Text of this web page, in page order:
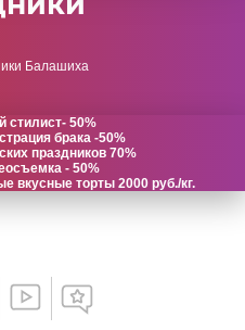
Балашиха
стилист- 50%
брака -50%
праздников 70%
- 50%
вкусные торты 2000 руб./кг.